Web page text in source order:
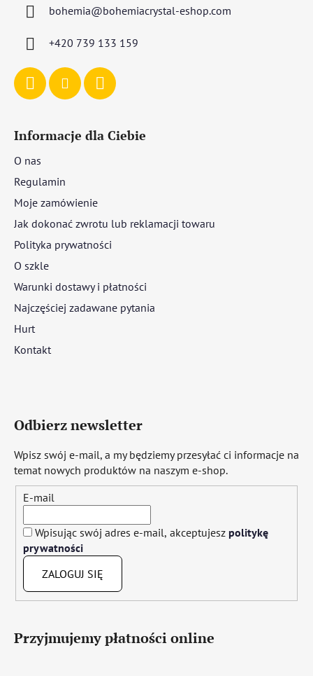
bohemia@bohemiacrystal-eshop.com
+420 739 133 159
Informacje dla Ciebie
O nas
Regulamin
Moje zamówienie
Jak dokonać zwrotu lub reklamacji towaru
Polityka prywatności
O szkle
Warunki dostawy i płatności
Najczęściej zadawane pytania
Hurt
Kontakt
Odbierz newsletter
Wpisz swój e-mail, a my będziemy przesyłać ci informacje na
temat nowych produktów na naszym e-shop.
E-mail
Wpisując swój adres e-mail, akceptujesz politykę
prywatności
ZALOGUJ SIĘ
Przyjmujemy płatności online